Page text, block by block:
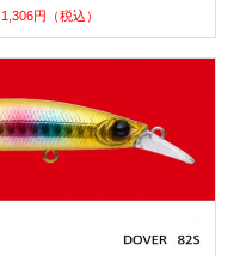
1,306円（税込）